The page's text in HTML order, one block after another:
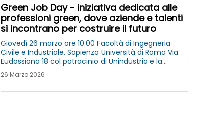
Green Job Day - iniziativa dedicata alle
professioni green, dove aziende e talenti
si incontrano per costruire il futuro
Giovedì 26 marzo ore 10.00 Facoltà di Ingegneria
Civile e Industriale, Sapienza Università di Roma Via
Eudossiana 18 col patrocinio di Unindustria e la
partecipazione ai lavori del Presidente Giuseppe
Biazzo
26 Marzo 2026